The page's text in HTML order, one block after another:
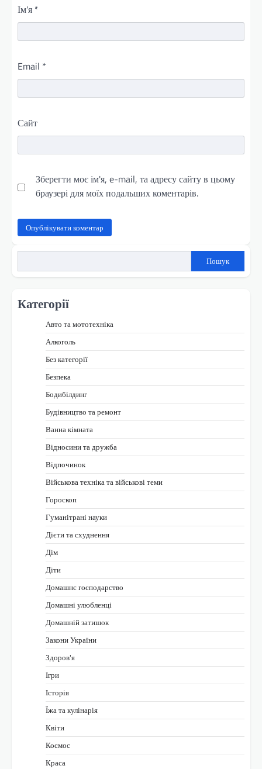
Ім'я *
Email *
Сайт
Зберегти моє ім'я, e-mail, та адресу сайту в цьому
браузері для моїх подальших коментарів.
Пошук
Категорії
Авто та мототехніка
Алкоголь
Без категорії
Безпека
Бодибілдинг
Будівництво та ремонт
Ванна кімната
Відносини та дружба
Відпочинок
Військова техніка та військові теми
Гороскоп
Гуманітрані науки
Дієти та схуднення
Дім
Діти
Домашнє господарство
Домашні улюбленці
Домашній затишок
Закони України
Здоров'я
Ігри
Історія
Їжа та кулінарія
Квіти
Космос
Краса